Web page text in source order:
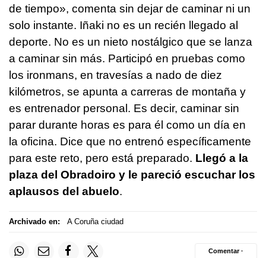
de tiempo», comenta sin dejar de caminar ni un
solo instante. Iñaki no es un recién llegado al
deporte. No es un nieto nostálgico que se lanza
a caminar sin más. Participó en pruebas como
los ironmans, en travesías a nado de diez
kilómetros, se apunta a carreras de montaña y
es entrenador personal. Es decir, caminar sin
parar durante horas es para él como un día en
la oficina. Dice que no entrenó específicamente
para este reto, pero está preparado. Llegó a la
plaza del Obradoiro y le pareció escuchar los
aplausos del abuelo.
Archivado en: A Coruña ciudad
Comentar ·